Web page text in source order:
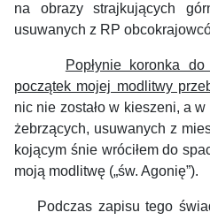
na obrazy strajkujących
usuwanych z RP
Popłynie koronka
początek mojej modlitwy
nic nie zostało w kieszeni, a w
żebrzących, usuwanych z
kojącym śnie wróciłem do
moją modlitwę („św. Agonię”).
Podczas zapisu tego